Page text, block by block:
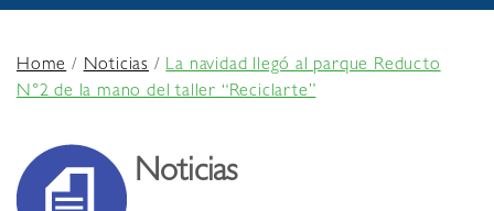
Home/Noticias /La navidad llegó al parque Reducto
N°2 de la mano del taller “Reciclarte”
Noticias